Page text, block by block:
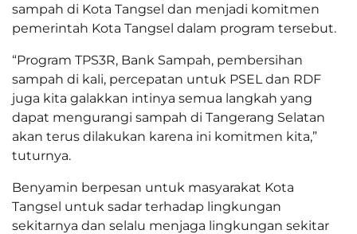
sampah di Kota Tangsel dan menjadi komitmen
pemerintah Kota Tangsel dalam program tersebut.
“Program TPS3R, Bank Sampah, pembersihan
sampah di kali, percepatan untuk PSEL dan RDF
juga kita galakkan intinya semua langkah yang
dapat mengurangi sampah di Tangerang Selatan
akan terus dilakukan karena ini komitmen kita,”
tuturnya.
Benyamin berpesan untuk masyarakat Kota
Tangsel untuk sadar terhadap lingkungan
sekitarnya dan selalu menjaga lingkungan sekitar